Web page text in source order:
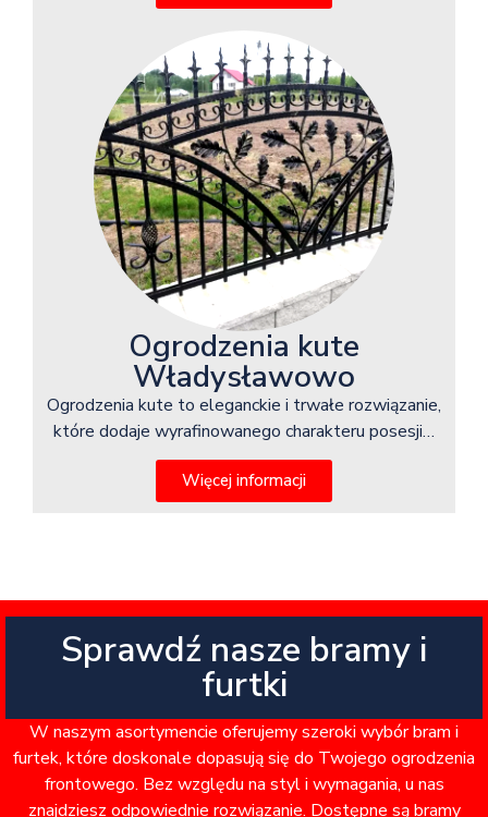
Ogrodzenia kute
Władysławowo
Ogrodzenia kute to eleganckie i trwałe rozwiązanie,
które dodaje wyrafinowanego charakteru posesji…
Więcej informacji
Sprawdź nasze bramy i
furtki
W naszym asortymencie oferujemy szeroki wybór bram i
furtek, które doskonale dopasują się do Twojego ogrodzenia
frontowego. Bez względu na styl i wymagania, u nas
znajdziesz odpowiednie rozwiązanie. Dostępne są bramy